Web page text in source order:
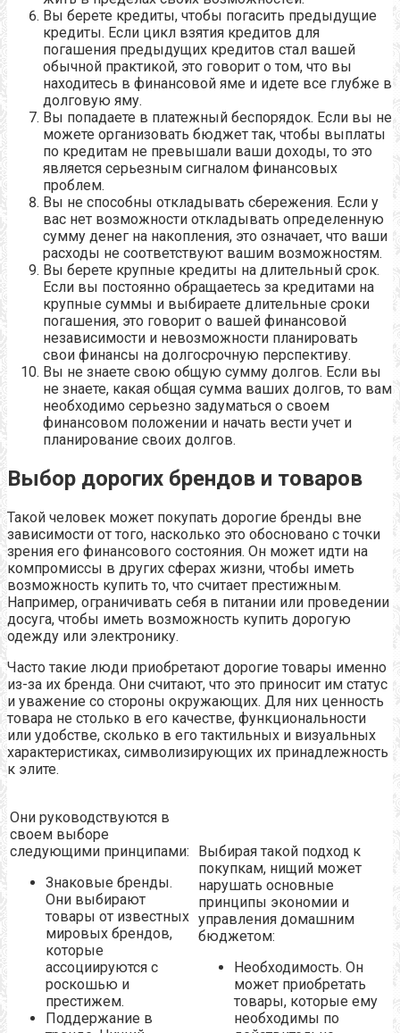
Вы берете кредиты, чтобы погасить предыдущие
кредиты. Если цикл взятия кредитов для
погашения предыдущих кредитов стал вашей
обычной практикой, это говорит о том, что вы
находитесь в финансовой яме и идете все глубже в
долговую яму.
Вы попадаете в платежный беспорядок. Если вы не
можете организовать бюджет так, чтобы выплаты
по кредитам не превышали ваши доходы, то это
является серьезным сигналом финансовых
проблем.
Вы не способны откладывать сбережения. Если у
вас нет возможности откладывать определенную
сумму денег на накопления, это означает, что ваши
расходы не соответствуют вашим возможностям.
Вы берете крупные кредиты на длительный срок.
Если вы постоянно обращаетесь за кредитами на
крупные суммы и выбираете длительные сроки
погашения, это говорит о вашей финансовой
независимости и невозможности планировать
свои финансы на долгосрочную перспективу.
Вы не знаете свою общую сумму долгов. Если вы
не знаете, какая общая сумма ваших долгов, то вам
необходимо серьезно задуматься о своем
финансовом положении и начать вести учет и
планирование своих долгов.
Выбор дорогих брендов и товаров
Такой человек может покупать дорогие бренды вне
зависимости от того, насколько это обосновано с точки
зрения его финансового состояния. Он может идти на
компромиссы в других сферах жизни, чтобы иметь
возможность купить то, что считает престижным.
Например, ограничивать себя в питании или проведении
досуга, чтобы иметь возможность купить дорогую
одежду или электронику.
Часто такие люди приобретают дорогие товары именно
из-за их бренда. Они считают, что это приносит им статус
и уважение со стороны окружающих. Для них ценность
товара не столько в его качестве, функциональности
или удобстве, сколько в его тактильных и визуальных
характеристиках, символизирующих их принадлежность
к элите.
Они руководствуются в
своем выборе
следующими принципами:
Знаковые бренды.
Они выбирают
товары от известных
мировых брендов,
которые
ассоциируются с
роскошью и
престижем.
Поддержание в
Выбирая такой подход к
покупкам, нищий может
нарушать основные
принципы экономии и
управления домашним
бюджетом:
Необходимость. Он
может приобретать
товары, которые ему
необходимы по